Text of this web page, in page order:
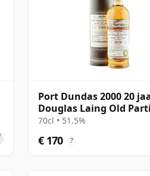
Port Dundas 2000 20
Douglas Laing Old
Cask 15004
70cl • 51.5%
€ 170 ?